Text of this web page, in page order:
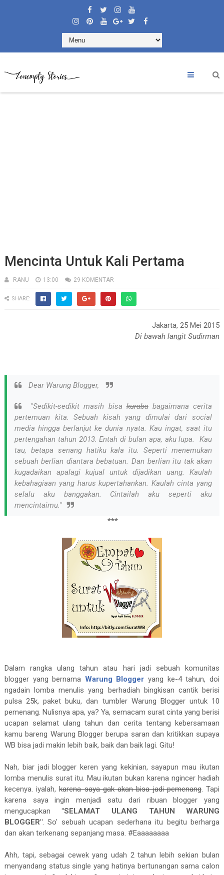
Mencinta Untuk Kali Pertama
RANU 13:00 29 KOMENTAR
SHARE:
Jakarta, 25 Mei 2015
Di bawah langit Sudirman
Dear Warung Blogger,
"Sedikit-sedikit masih bisakurababagaimana cerita
pertemuan kita. Sebuah kisah yang dimulai dari social
media hingga berlanjut ke dunia nyata. Kau ingat, saat itu
pertengahan tahun 2013. Entah di bulan apa, aku lupa. Kau
tau, betapa senang hatiku kala itu. Seperti menemukan
sebuah berlian diantara bebatuan. Dan berlian itu tak akan
kugadaikan apalagi kujual untuk dijadikan uang. Kaulah
kebahagiaan yang harus kupertahankan. Kaulah cinta yang
selalu aku banggakan. Cintailah aku seperti aku
mencintaimu."
***
Dalam rangka ulang tahun atau hari jadi sebuah komunitas
blogger yang bernama Warung Bloggeryang ke-4 tahun, doi
ngadain lomba menulis yang berhadiah bingkisan cantik berisi
pulsa 25k, paket buku, dan tumbler Warung Blogger untuk 10
pemenang. Nulisnya apa, ya? Ya, semacam surat cinta yang berisi
ucapan selamat ulang tahun dan cerita tentang kebersamaan
kamu bareng Warung Blogger berupa saran dan kritikkan supaya
WB bisa jadi makin lebih baik, baik dan baik lagi. Gitu!
Nah, biar jadi blogger keren yang kekinian, sayapun mau ikutan
lomba menulis surat itu. Mau ikutan bukan karena ngincer hadiah
kecenya. iyalah,karena saya gak akan bisa jadi pemenang. Tapi
karena saya ingin menjadi satu dari ribuan blogger yang
mengucapkan"SELAMAT ULANG TAHUN WARUNG
BLOGGER". So' sebuah ucapan sederhana itu begitu berharga
dan akan terkenang sepanjang masa. #Eaaaaaaaa
Ahh, tapi, sebagai cewek yang udah 2 tahun lebih sekian bulan
menyandang status single yang hatinya bertunangan sama calon